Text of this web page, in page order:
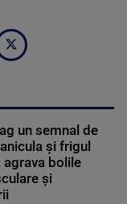
un semnal de
și frigul
agrava bolile
și